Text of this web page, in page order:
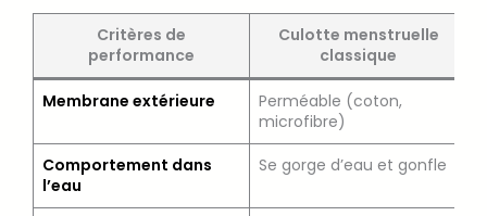
Critères de
performance
Culotte menstruelle
classique
Membrane extérieure
Perméable (coton,
microfibre)
Comportement dans
l’eau
Se gorge d’eau et gonfle